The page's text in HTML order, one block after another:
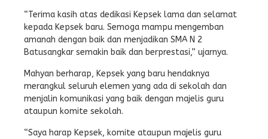
“Terima kasih atas dedikasi Kepsek lama dan selamat
kepada Kepsek baru. Semoga mampu mengemban
amanah dengan baik dan menjadikan SMA N 2
Batusangkar semakin baik dan berprestasi,” ujarnya.
Mahyan berharap, Kepsek yang baru hendaknya
merangkul seluruh elemen yang ada di sekolah dan
menjalin komunikasi yang baik dengan majelis guru
ataupun komite sekolah.
“Saya harap Kepsek, komite ataupun majelis guru